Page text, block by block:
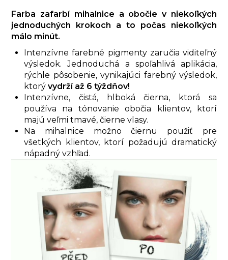
Farba zafarbí mihalnice a obočie v niekoľkých
jednoduchých krokoch a to počas niekoľkých
málo minút.
Intenzívne farebné pigmenty zaručia viditeľný
výsledok. Jednoduchá a spoľahlivá aplikácia,
rýchle pôsobenie, vynikajúci farebný výsledok,
ktorý vydrží až 6 týždňov!
Intenzívne, čistá, hlboká čierna, ktorá sa
používa na tónovanie obočia klientov, ktorí
majú veľmi tmavé, čierne vlasy.
Na mihalnice možno čiernu použiť pre
všetkých klientov, ktorí požadujú dramatický
nápadný vzhľad.